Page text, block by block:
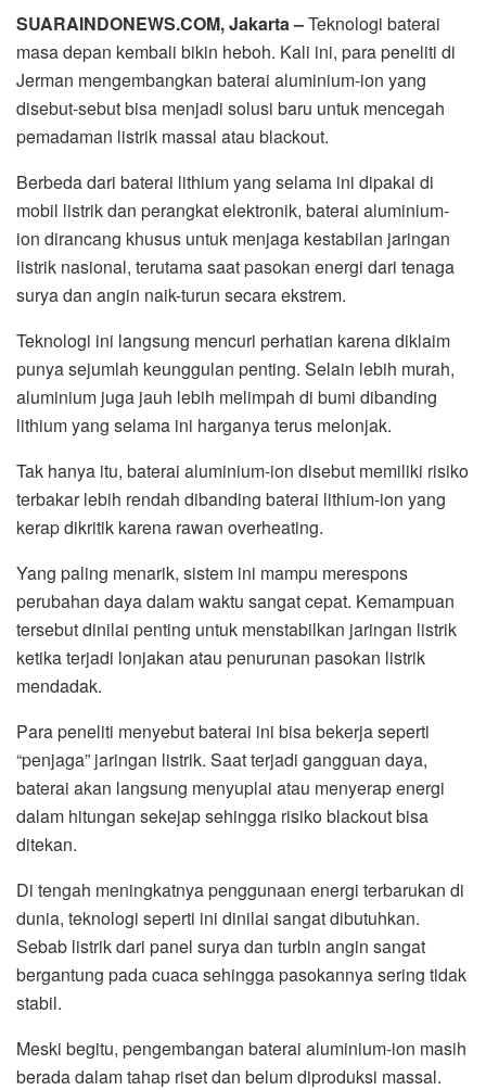
SUARAINDONEWS.COM, Jakarta –Teknologi baterai
masa depan kembali bikin heboh. Kali ini, para peneliti di
Jerman mengembangkan baterai aluminium-ion yang
disebut-sebut bisa menjadi solusi baru untuk mencegah
pemadaman listrik massal atau blackout.
Berbeda dari baterai lithium yang selama ini dipakai di
mobil listrik dan perangkat elektronik, baterai aluminium-
ion dirancang khusus untuk menjaga kestabilan jaringan
listrik nasional, terutama saat pasokan energi dari tenaga
surya dan angin naik-turun secara ekstrem.
Teknologi ini langsung mencuri perhatian karena diklaim
punya sejumlah keunggulan penting. Selain lebih murah,
aluminium juga jauh lebih melimpah di bumi dibanding
lithium yang selama ini harganya terus melonjak.
Tak hanya itu, baterai aluminium-ion disebut memiliki risiko
terbakar lebih rendah dibanding baterai lithium-ion yang
kerap dikritik karena rawan overheating.
Yang paling menarik, sistem ini mampu merespons
perubahan daya dalam waktu sangat cepat. Kemampuan
tersebut dinilai penting untuk menstabilkan jaringan listrik
ketika terjadi lonjakan atau penurunan pasokan listrik
mendadak.
Para peneliti menyebut baterai ini bisa bekerja seperti
“penjaga” jaringan listrik. Saat terjadi gangguan daya,
baterai akan langsung menyuplai atau menyerap energi
dalam hitungan sekejap sehingga risiko blackout bisa
ditekan.
Di tengah meningkatnya penggunaan energi terbarukan di
dunia, teknologi seperti ini dinilai sangat dibutuhkan.
Sebab listrik dari panel surya dan turbin angin sangat
bergantung pada cuaca sehingga pasokannya sering tidak
stabil.
Meski begitu, pengembangan baterai aluminium-ion masih
berada dalam tahap riset dan belum diproduksi massal.